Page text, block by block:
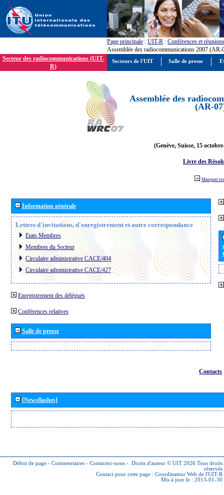
Page principale : UIT-R : Conférences et réunions
Assemblée des radiocommunications 2007 (AR-
Secteur des radiocommunications (UIT-
R)
Assemblée des
(AR-
(Genève, Suisse, 15
Livre des
Masquer
Information générale
Lettres d´invitations, d´enregistrement et autre correspondance
Etats Membres
Membres du Secteur
Circulaire administrative CACE/404
Circulaire administrative CACE/427
Enregistrement des délégués
Conférences relatives
Salle de presse
Contacts
[Newsflashes]
Début de page - Commentaires - Contactez-nous - Droits d'auteur © UIT 2026 Tous droits
réservés
Contact pour cette page : Coordinateur Web de l'UIT-R
Mis à jour le : 2013-01-30
Secteurs de l'UIT Salle de presse